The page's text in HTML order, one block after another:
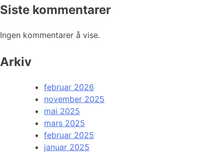
Siste kommentarer
Ingen kommentarer å vise.
Arkiv
februar 2026
november 2025
mai 2025
mars 2025
februar 2025
januar 2025